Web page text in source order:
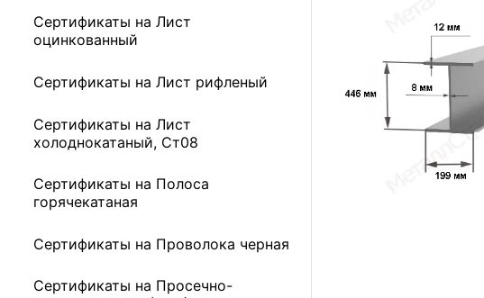
Сертификаты на Лист
оцинкованный
Сертификаты на Лист рифленый
Сертификаты на Лист
холоднокатаный, Ст08
Сертификаты на Полоса
горячекатаная
Сертификаты на Проволока черная
Сертификаты на Просечно-